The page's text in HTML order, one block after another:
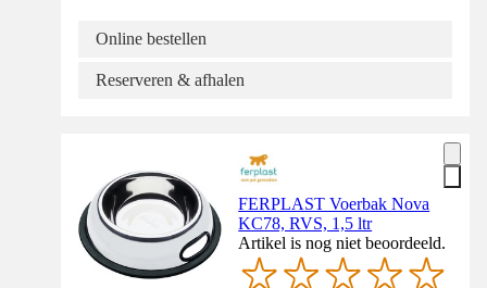
Online bestellen
Reserveren & afhalen
FERPLAST Voerbak Nova
KC78, RVS, 1,5 ltr
Artikel is nog niet beoordeeld.